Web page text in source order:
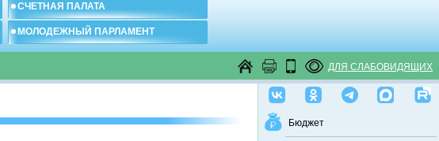
СЧЕТНАЯ ПАЛАТА
МОЛОДЕЖНЫЙ ПАРЛАМЕНТ
ДЛЯ СЛАБОВИДЯЩИХ
Бюджет